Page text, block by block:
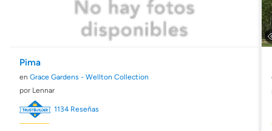
Pima
en Grace Gardens - Wellton Collection
por Lennar
1134 Reseñas